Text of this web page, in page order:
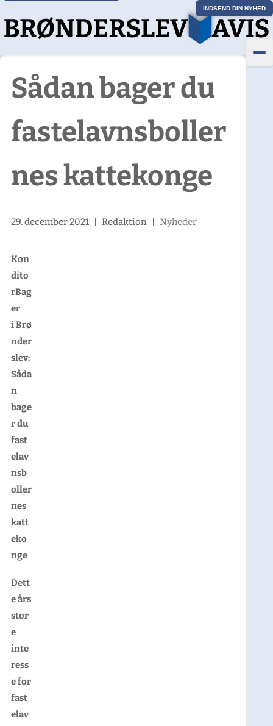
INDSEND DIN NYHED
Sådan bager du
fastelavnsboller
nes kattekonge
29. december 2021 |Redaktion |Nyheder
Kon
dito
rBag
er
iBrø
nder
slev:
Såda
n
bage
r du
fast
elav
nsb
oller
nes
katt
eko
nge
Dett
e års
stor
e
inte
ress
e for
fast
elav